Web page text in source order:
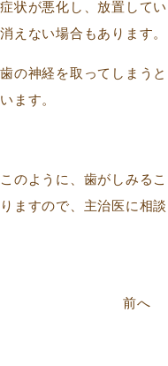
症状が悪化し、放置して
消えない場合もあります。
歯の神経を取ってしまう
います。
このように、歯がしみる
りますので、主治医に相
前へ